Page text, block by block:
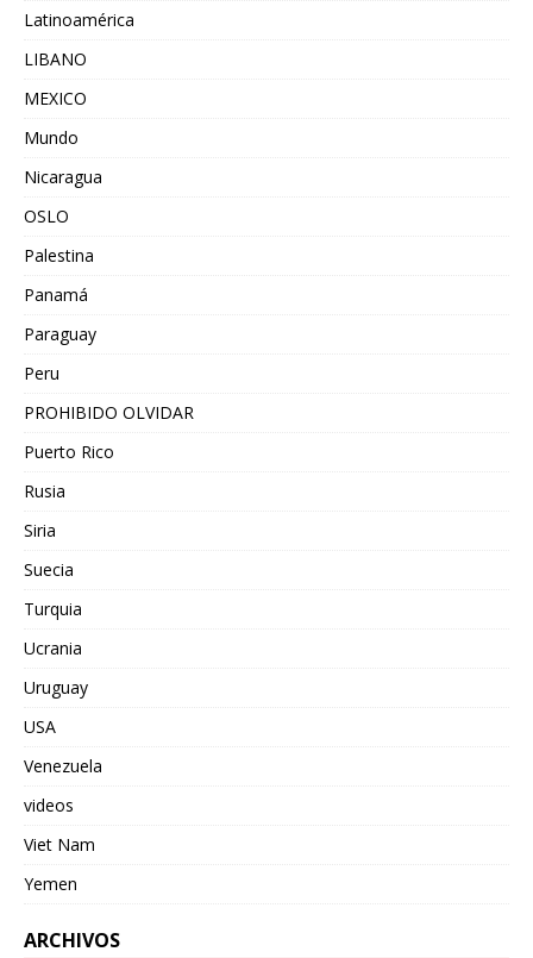
Latinoamérica
LIBANO
MEXICO
Mundo
Nicaragua
OSLO
Palestina
Panamá
Paraguay
Peru
PROHIBIDO OLVIDAR
Puerto Rico
Rusia
Siria
Suecia
Turquia
Ucrania
Uruguay
USA
Venezuela
videos
Viet Nam
Yemen
ARCHIVOS